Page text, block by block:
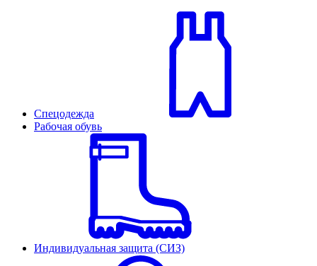
Спецодежда
Рабочая обувь
Индивидуальная защита (СИЗ)